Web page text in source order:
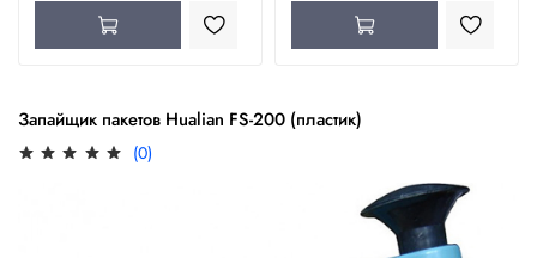
Запайщик пакетов Hualian FS-200 (пластик)
(0)